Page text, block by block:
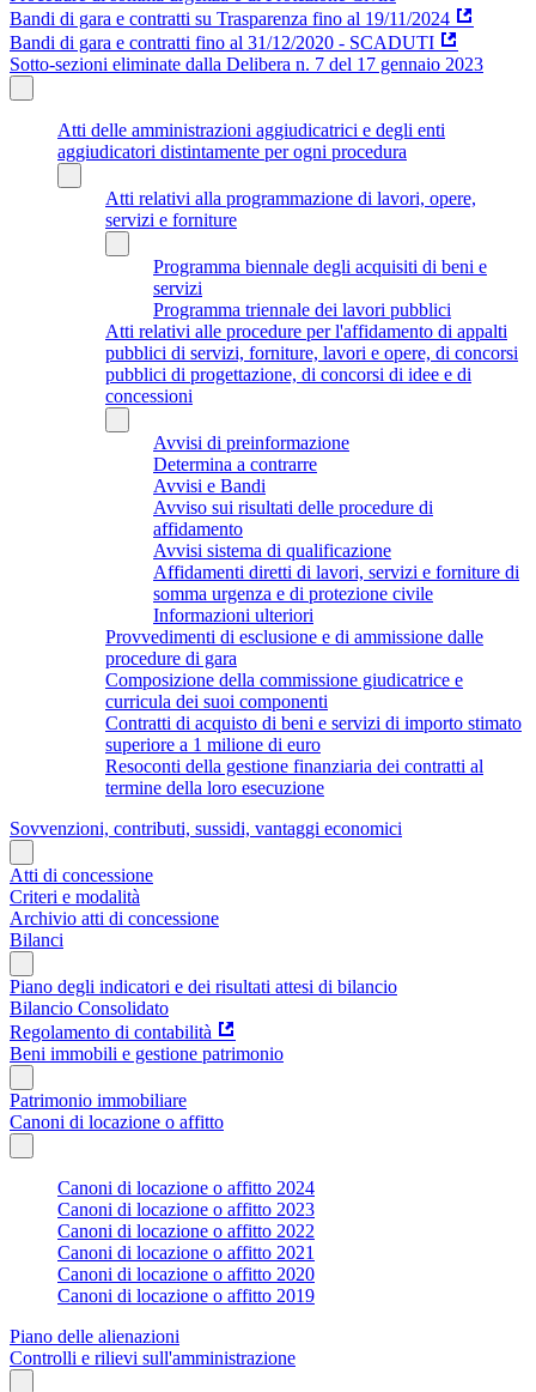
Bandi di gara e contratti su Trasparenza fino al 19/11/2024
Bandi di gara e contratti fino al 31/12/2020 - SCADUTI
Sotto-sezioni eliminate dalla Delibera n. 7 del 17 gennaio 2023
Atti delle amministrazioni aggiudicatrici e degli enti
aggiudicatori distintamente per ogni procedura
Atti relativi alla programmazione di lavori, opere,
servizi e forniture
Programma biennale degli acquisiti di beni e
servizi
Programma triennale dei lavori pubblici
Atti relativi alle procedure per l'affidamento di appalti
pubblici di servizi, forniture, lavori e opere, di concorsi
pubblici di progettazione, di concorsi di idee e di
concessioni
Avvisi di preinformazione
Determina a contrarre
Avvisi e Bandi
Avviso sui risultati delle procedure di
affidamento
Avvisi sistema di qualificazione
Affidamenti diretti di lavori, servizi e forniture di
somma urgenza e di protezione civile
Informazioni ulteriori
Provvedimenti di esclusione e di ammissione dalle
procedure di gara
Composizione della commissione giudicatrice e
curricula dei suoi componenti
Contratti di acquisto di beni e servizi di importo stimato
superiore a 1 milione di euro
Resoconti della gestione finanziaria dei contratti al
termine della loro esecuzione
Sovvenzioni, contributi, sussidi, vantaggi economici
Atti di concessione
Criteri e modalità
Archivio atti di concessione
Bilanci
Piano degli indicatori e dei risultati attesi di bilancio
Bilancio Consolidato
Regolamento di contabilità
Beni immobili e gestione patrimonio
Patrimonio immobiliare
Canoni di locazione o affitto
Canoni di locazione o affitto 2024
Canoni di locazione o affitto 2023
Canoni di locazione o affitto 2022
Canoni di locazione o affitto 2021
Canoni di locazione o affitto 2020
Canoni di locazione o affitto 2019
Piano delle alienazioni
Controlli e rilievi sull'amministrazione